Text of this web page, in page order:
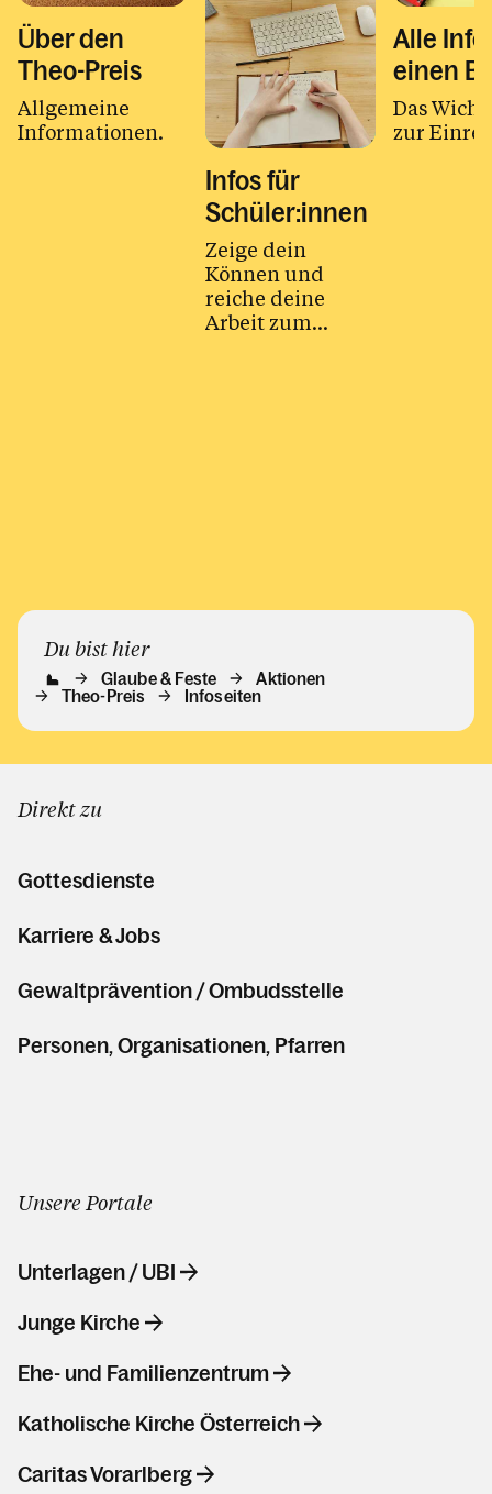
Über den
Theo-Preis
Allgemeine
Informationen.
Infos für
Schüler:innen
Zeige dein
Können und
reiche deine
Arbeit zum
Alle
einen
Das
zur
Du bist hier
Glaube & Feste
Aktionen
Theo-Preis
Infoseiten
Direkt zu
Gottesdienste
Karriere & Jobs
Gewaltprävention / Ombudsstelle
Personen, Organisationen, Pfarren
Unsere Portale
Unterlagen / UBI
Junge Kirche
Ehe- und Familienzentrum
Katholische Kirche Österreich
Caritas Vorarlberg